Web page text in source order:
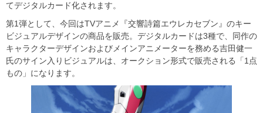
てデジタルカード化されます。
第1弾として、今回はTVアニメ『交響詩篇エウレカセブン』のキー
ビジュアルデザインの商品を販売。デジタルカードは3種で、同作の
キャラクターデザインおよびメインアニメーターを務める吉田健一
氏のサイン入りビジュアルは、オークション形式で販売される「1点
もの」になります。